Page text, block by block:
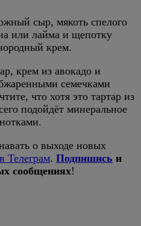
сыр, мякоть спелого
или лайма и щепотку
крем.
крем из авокадо и
семечками
что хотя это тартар из
подойдёт минеральное
о выходе новых
Телеграм. Подпишись и
сообщениях!